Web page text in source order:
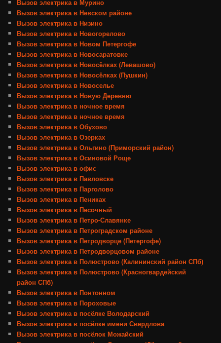
Вызов электрика в Мурино
Вызов электрика в Невском районе
Вызов электрика в Низино
Вызов электрика в Новогорелово
Вызов электрика в Новом Петергофе
Вызов электрика в Новосаратовке
Вызов электрика в Новосёлках (Левашово)
Вызов электрика в Новосёлках (Пушкин)
Вызов электрика в Новоселье
Вызов электрика в Новую Деревню
Вызов электрика в ночное время
Вызов электрика в ночное время
Вызов электрика в Обухово
Вызов электрика в Озерках
Вызов электрика в Ольгино (Приморский район)
Вызов электрика в Осиновой Роще
Вызов электрика в офис
Вызов электрика в Павловске
Вызов электрика в Парголово
Вызов электрика в Пениках
Вызов электрика в Песочный
Вызов электрика в Петро-Славянке
Вызов электрика в Петроградском районе
Вызов электрика в Петродворце (Петергофе)
Вызов электрика в Петродворцовом районе
Вызов электрика в Полюстрово (Калининский район СПб)
Вызов электрика в Полюстрово (Красногвардейский
район СПб)
Вызов электрика в Понтонном
Вызов электрика в Пороховые
Вызов электрика в посёлке Володарский
Вызов электрика в посёлке имени Свердлова
Вызов электрика в посёлок Можайский